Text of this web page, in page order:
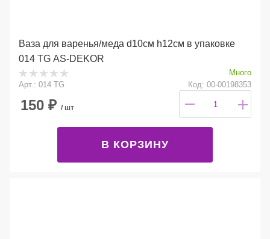
Ваза для варенья/меда d10см h12см в упаковке
014 TG AS-DEKOR
Много
Арт.: 014 TG
Код: 00-00198353
150 ₽ / шт
В КОРЗИНУ